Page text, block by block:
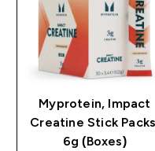
Myprotein, Impact
Creatine Stick
6g (Boxes)